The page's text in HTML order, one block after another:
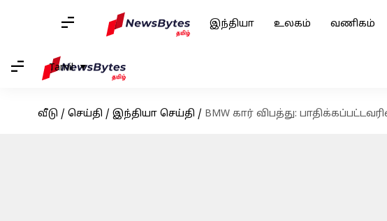
இந்தியா உலகம் வணிகம்
Tamil
வீடு / செய்தி / இந்தியா செய்தி / BMW கார் விபத்து: